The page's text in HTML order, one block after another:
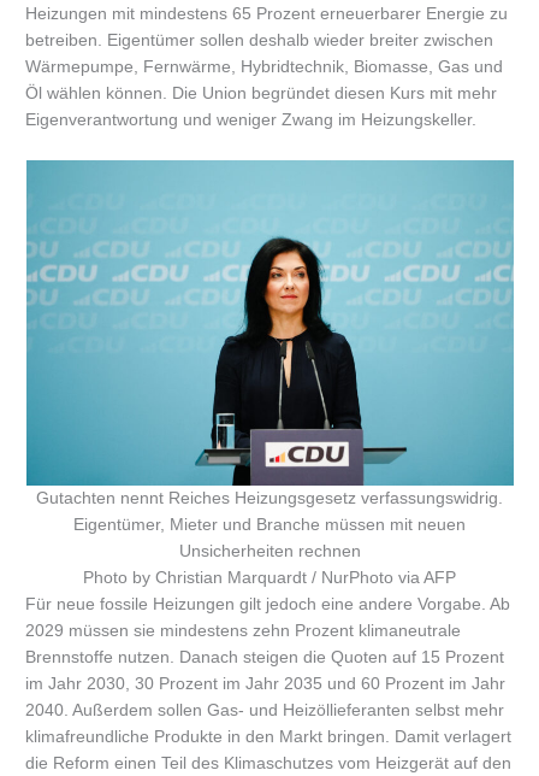
Heizungen mit mindestens 65 Prozent erneuerbarer Energie zu
betreiben. Eigentümer sollen deshalb wieder breiter zwischen
Wärmepumpe, Fernwärme, Hybridtechnik, Biomasse, Gas und
Öl wählen können. Die Union begründet diesen Kurs mit mehr
Eigenverantwortung und weniger Zwang im Heizungskeller.
Gutachten nennt Reiches Heizungsgesetz verfassungswidrig.
Eigentümer, Mieter und Branche müssen mit neuen
Unsicherheiten rechnen
Photo by Christian Marquardt / NurPhoto via AFP
Für neue fossile Heizungen gilt jedoch eine andere Vorgabe. Ab
2029 müssen sie mindestens zehn Prozent klimaneutrale
Brennstoffe nutzen. Danach steigen die Quoten auf 15 Prozent
im Jahr 2030, 30 Prozent im Jahr 2035 und 60 Prozent im Jahr
2040. Außerdem sollen Gas- und Heizöllieferanten selbst mehr
klimafreundliche Produkte in den Markt bringen. Damit verlagert
die Reform einen Teil des Klimaschutzes vom Heizgerät auf den